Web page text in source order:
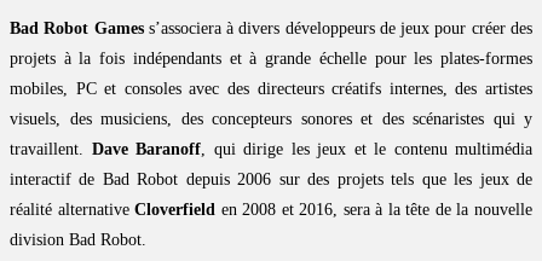
Bad Robot Gamess’associera à divers développeurs de jeux pour créer des
projets à la fois indépendants et à grande échelle pour les plates-formes
mobiles, PC et consoles avec des directeurs créatifs internes, des artistes
visuels, des musiciens, des concepteurs sonores et des scénaristes qui y
travaillent. Dave Baranoff, qui dirige les jeux et le contenu multimédia
interactif de Bad Robot depuis 2006 sur des projets tels que les jeux de
réalité alternativeCloverfield en 2008 et 2016, sera à la tête de la nouvelle
division Bad Robot.